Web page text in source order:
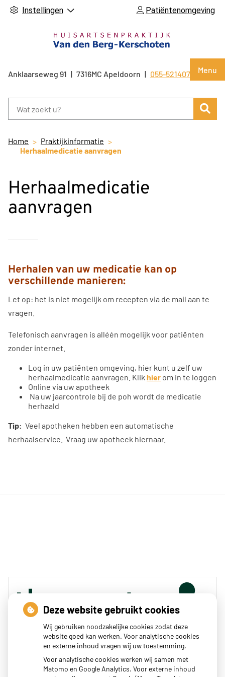
Instellingen Patiëntenomgeving
Menu
Anklaarseweg 91 7316MC Apeldoorn Tel:
055-5214071
Home
Praktijkinformatie
Herhaalmedicatie aanvragen
Herhaalmedicatie
aanvragen
Herhalen van uw medicatie kan op
verschillende manieren:
Let op: het is niet mogelijk om recepten via de mail aan te
vragen.
Telefonisch aanvragen is alléén mogelijk voor patiënten
zonder internet.
Log in uw patiënten omgeving, hier kunt u zelf uw
herhaalmedicatie aanvragen. Klik hier om in te loggen
Online via uw apotheek
Na uw jaarcontrole bij de poh wordt de medicatie
herhaald
Tip: Veel apotheken hebben een automatische
herhaalservice. Vraag uw apotheek hiernaar.
Zoeken
Deze website gebruikt cookies
Wij gebruiken noodzakelijke cookies zodat deze
website goed kan werken. Voor analytische cookies
en externe inhoud vragen wij uw toestemming.
Voor analytische cookies werken wij samen met
Matomo en Google Analytics. Voor externe inhoud